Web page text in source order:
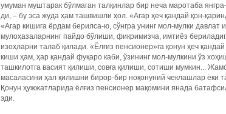
умуман муштарак бўлмаган талқинлар бир неча маротаба янгра-
ди, – бу эса жуда ҳам ташвишли ҳол. «Агар ҳеч қандай қон-
«Агар кишига ёрдам берилса-ю, сўнгра унинг мол-мулки давлат
мулоҳазаларнинг пайдо бўлиши, фикримизча, имтиёз
изоҳларни талаб қилади. «Ёлғиз пенсионер»га қонун ҳеч
киши ҳам, ҳар қандай фуқаро каби, ўзининг мол-мулкини ўз
ташкилотга васият қилиши, совға қилиши, сотиши мумкин...
масаласини ҳал қилишни бирор-бир ноқонуний чеклашлар ёки
Қонун ҳужжатларида ёлғиз пенсионер мақомини янада
эди.